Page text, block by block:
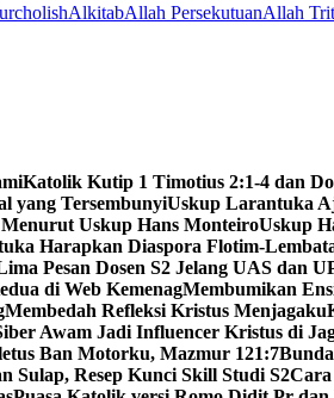
AlkitabAllah PersekutuanAllah
Katolik Kutip 1 Timotius 2:1-4 dan
yang TersembunyiUskup Larantuka
Uskup Hans MonteiroUskup
Harapkan Diaspora Flotim-
Pesan Dosen S2 Jelang UAS dan
di Web KemenagMembumikan
Membedah Refleksi Kristus Menjagaku
Awam Jadi Influencer Kristus di
Ban Motorku, Mazmur 121:7
Sulap, Resep Kunci Skill Studi S2Cara